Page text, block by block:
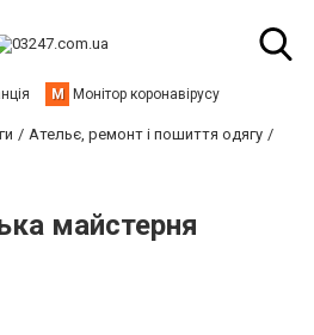
М Монітор коронавірусу
Ательє, ремонт і пошиття одягу
майстерня